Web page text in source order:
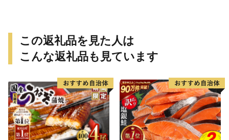
この返礼品を見た人は
こんな返礼品も見ています